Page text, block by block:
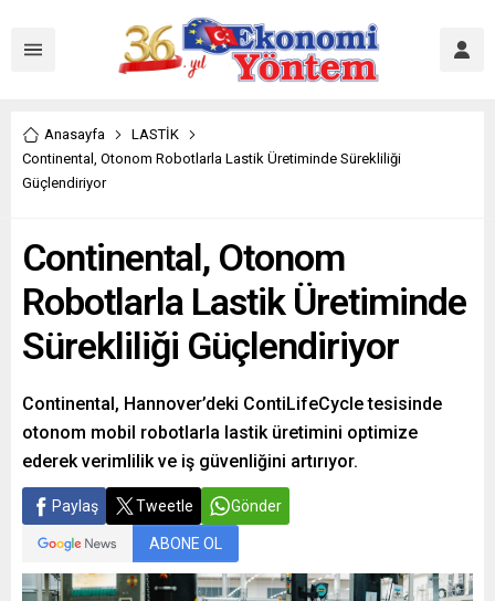
Anasayfa
LASTİK
Continental, Otonom Robotlarla Lastik Üretiminde Sürekliliği
Güçlendiriyor
Continental, Otonom
Robotlarla Lastik Üretiminde
Sürekliliği Güçlendiriyor
Continental, Hannover’deki ContiLifeCycle tesisinde
otonom mobil robotlarla lastik üretimini optimize
ederek verimlilik ve iş güvenliğini artırıyor.
Paylaş Tweetle Gönder
ABONE OL